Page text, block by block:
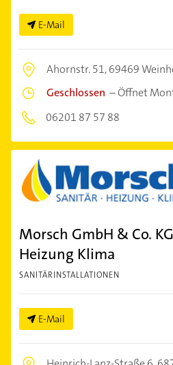
E-Mail
Ahornstr. 51,69469
Geschlossen –Öffnet
06201 87 57 88
Morsch GmbH & Co.
Heizung Klima
SANITÄRINSTALLATIONEN
E-Mail